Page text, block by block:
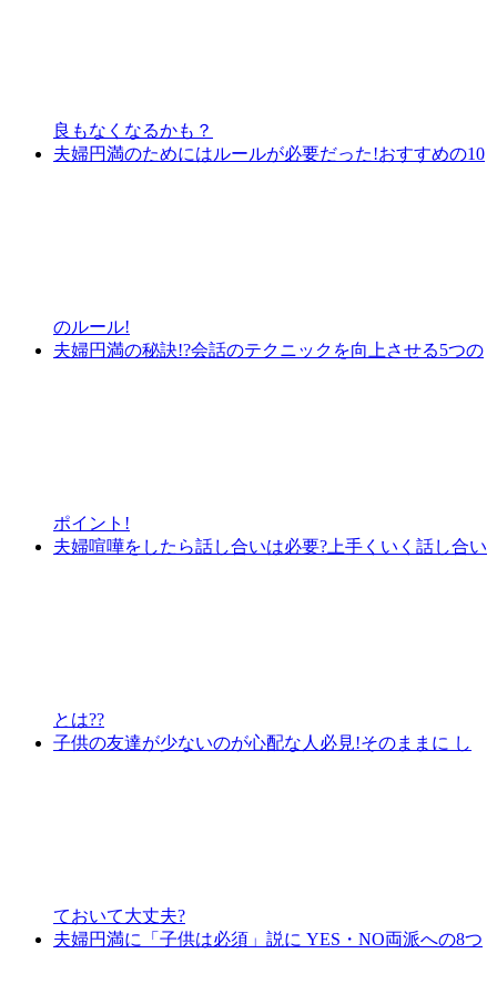
良もなくなるかも？
夫婦円満のためにはルールが必要だった!おすすめの10
のルール!
夫婦円満の秘訣!?会話のテクニックを向上させる5つの
ポイント!
夫婦喧嘩をしたら話し合いは必要?上手くいく話し合い
とは??
子供の友達が少ないのが心配な人必見!そのままに し
ておいて大丈夫?
夫婦円満に「子供は必須」説に YES・NO両派への8つ